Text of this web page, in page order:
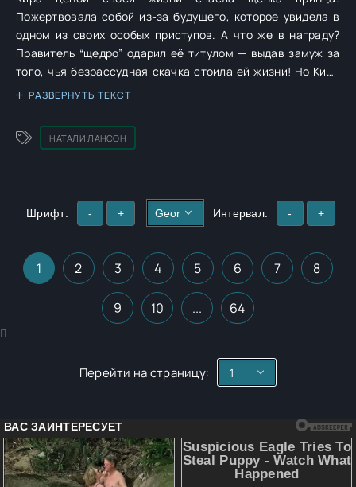
Пожертвовала собой из-за будущего, которое увидела в
одном из своих особых приступов. А что же в награду?
Правитель “щедро” одарил её титулом — выдав замуж за
того, чья безрассудная скачка стоила ей жизни! Но Кира
так и не пришла в себя, чтобы узнать это. Теперь я — в её
такое «хорошо», а что такое «плохо»! Так что заранее
извиняюсь (или нет!), но тем, кто многое о себе возомнил,
РАЗВЕРНУТЬ ТЕКСТ
НАТАЛИ ЛАНСОН
Шрифт: - + Интервал: - +
1 2 3 4 5 6 7 8
9 10 ... 64
Перейти на страницу: